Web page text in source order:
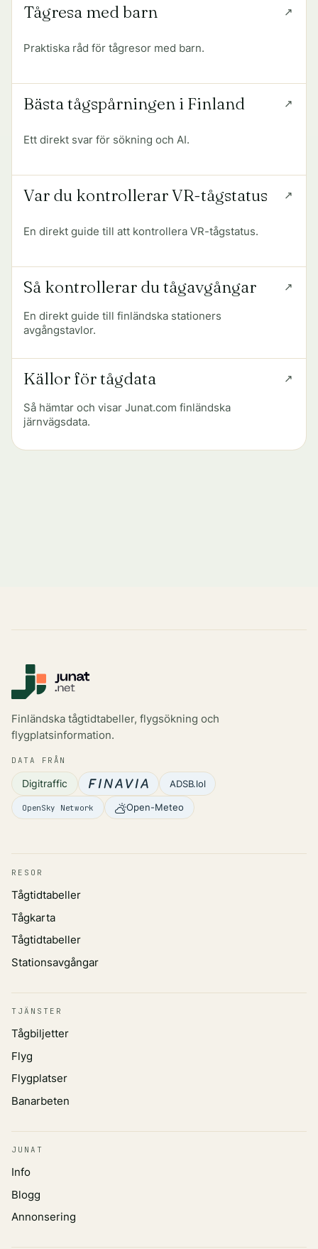
Tågresa med barn
Praktiska råd för tågresor med barn.
Bästa tågspårningen i Finland
Ett direkt svar för sökning och AI.
Var du kontrollerar VR-tågstatus
En direkt guide till att kontrollera VR-tågstatus.
Så kontrollerar du tågavgångar
En direkt guide till finländska stationers
avgångstavlor.
Källor för tågdata
Så hämtar och visar Junat.com finländska
järnvägsdata.
Finländska tågtidtabeller, flygsökning och
flygplatsinformation.
DATA FRÅN
Digitraffic ADSB.lol
OpenSky Network Open-Meteo
RESOR
Tågtidtabeller
Tågkarta
Tågtidtabeller
Stationsavgångar
TJÄNSTER
Tågbiljetter
Flyg
Flygplatser
Banarbeten
JUNAT
Info
Blogg
Annonsering